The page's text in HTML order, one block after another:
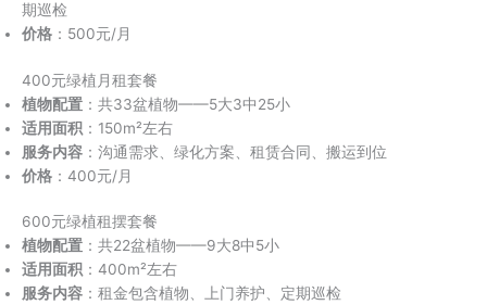
期巡检
价格 ：500元/月
400元绿植月租套餐
植物配置 ：共33盆植物——5大3中25小
适用面积 ：150m²左右
服务内容 ：沟通需求、绿化方案、租赁合同、搬运到位
价格 ：400元/月
600元绿植租摆套餐
植物配置 ：共22盆植物——9大8中5小
适用面积 ：400m²左右
服务内容 ：租金包含植物、上门养护、定期巡检